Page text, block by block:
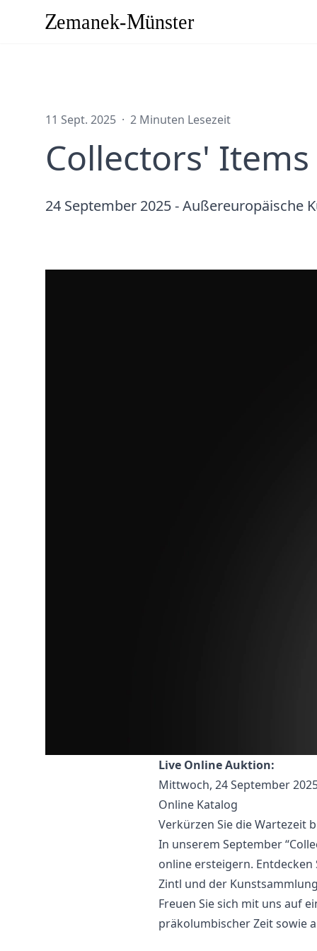
11 Sept. 2025 · 2 Minuten Lesezeit
Collectors' Items
24 September 2025 - Außereuropäische
Live Online Auktion:
Mittwoch, 24 September
Online Katalog
Verkürzen Sie die Wartezeit
In unserem September
online ersteigern.
Zintl und der
Freuen Sie sich mit uns auf
präkolumbischer Zeit sowie